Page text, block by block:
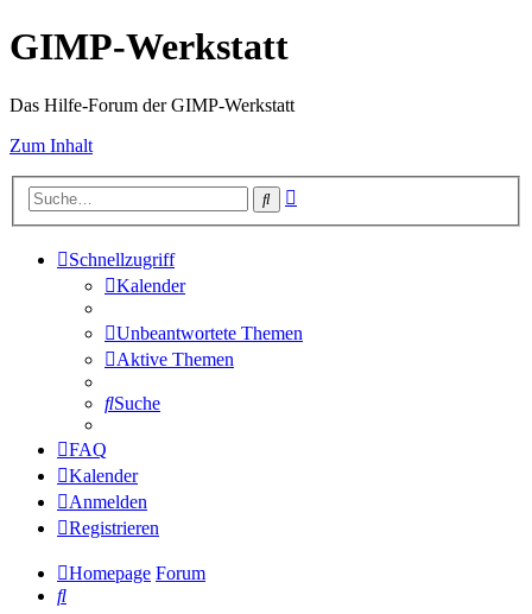
GIMP-Werkstatt
Das Hilfe-Forum der GIMP-Werkstatt
Zum Inhalt
Suche
Schnellzugriff
Kalender
Unbeantwortete Themen
Aktive Themen
Suche
FAQ
Kalender
Anmelden
Registrieren
Homepage Forum
Suche